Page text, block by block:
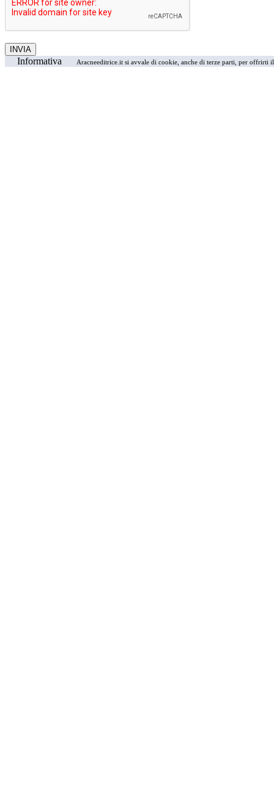
Informativa Aracneeditrice.it si avvale di cookie, anche di terze parti, per